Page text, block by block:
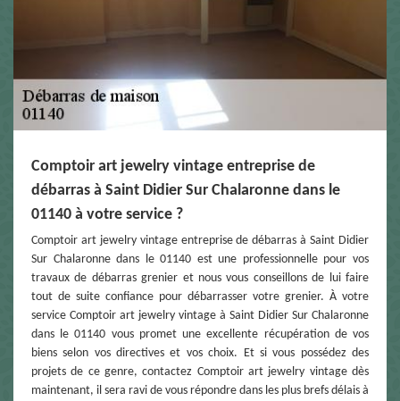
Comptoir art jewelry vintage entreprise de
débarras à Saint Didier Sur Chalaronne dans le
01140 à votre service ?
Comptoir art jewelry vintage entreprise de débarras à Saint Didier
Sur Chalaronne dans le 01140 est une professionnelle pour vos
travaux de débarras grenier et nous vous conseillons de lui faire
tout de suite confiance pour débarrasser votre grenier. À votre
service Comptoir art jewelry vintage à Saint Didier Sur Chalaronne
dans le 01140 vous promet une excellente récupération de vos
biens selon vos directives et vos choix. Et si vous possédez des
projets de ce genre, contactez Comptoir art jewelry vintage dès
maintenant, il sera ravi de vous répondre dans les plus brefs délais à